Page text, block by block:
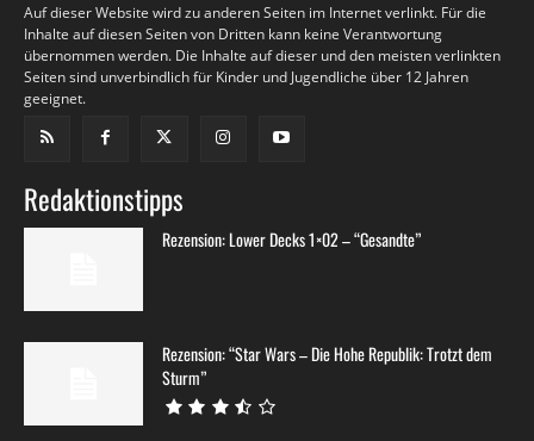
Auf dieser Website wird zu anderen Seiten im Internet verlinkt. Für die
Inhalte auf diesen Seiten von Dritten kann keine Verantwortung
übernommen werden. Die Inhalte auf dieser und den meisten verlinkten
Seiten sind unverbindlich für Kinder und Jugendliche über 12 Jahren
geeignet.
Redaktionstipps
Rezension: Lower Decks 1×02 – “Gesandte”
Rezension: “Star Wars – Die Hohe Republik: Trotzt dem
Sturm”